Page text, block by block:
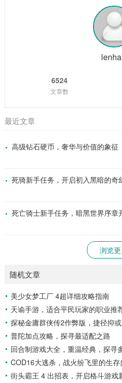
疑是游戏美术设计的精
联盟官方指定的兑换页
的奖励，这些奖励可谓
英雄角色，到各种游戏
言，一个有效的
在游戏中获得更多的乐趣
6524
文章数
最近文章
高级钻石硬币，奢华与价值的象征
死骑新手任务，开启初入黑暗的奇
死亡骑士新手任务，暗黑世界序章
浏览
随机文章
美少女梦工厂 4超详细攻略指南
天谕手游，适合平民玩家的职业推
探秘金庸群侠传2作弊版，捷径抑
普陀加点攻略，探寻最适配之路
回合制游戏大全，重温经典，探寻
COD16大逃杀，战火纷飞里的生存
街头霸王 4 出招表，开启格斗游戏